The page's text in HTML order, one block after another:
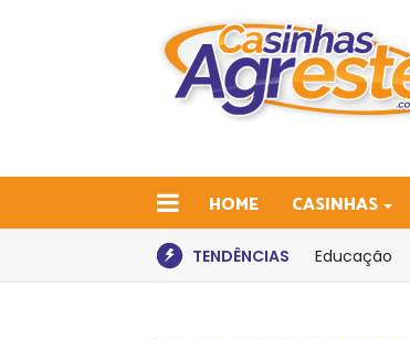
HOME CASINHAS
TENDÊNCIAS Educação